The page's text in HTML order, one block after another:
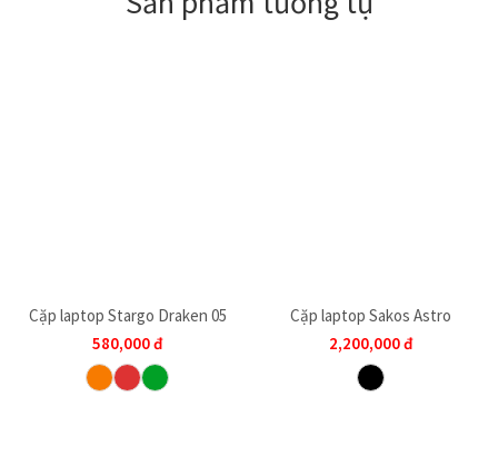
Cặp laptop Stargo Draken 05
580,000đ
Cặp laptop Sakos Astro
2,200,000đ